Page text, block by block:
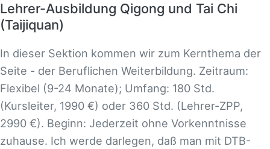
Lehrer-Ausbildung Qigong und Tai Chi
(Taijiquan)
In dieser Sektion kommen wir zum Kernthema der
Seite - der Beruflichen Weiterbildung. Zeitraum:
Flexibel (9-24 Monate); Umfang: 180 Std.
(Kursleiter, 1990 €) oder 360 Std. (Lehrer-ZPP,
2990 €). Beginn: Jederzeit ohne Vorkenntnisse
zuhause. Ich werde darlegen, daß man mit DTB-